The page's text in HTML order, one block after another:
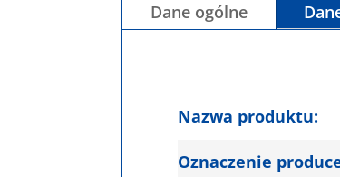
Dane ogólne
Nazwa produktu:
Oznaczenie